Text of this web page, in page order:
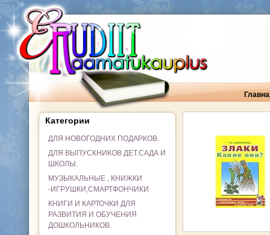
Категории
ДЛЯ НОВОГОДНИХ ПОДАРКОВ.
ДЛЯ ВЫПУСКНИКОВ ДЕТ.САДА И
ШКОЛЫ.
МУЗЫКАЛЬНЫЕ , КНИЖКИ
-ИГРУШКИ,СМАРТФОНЧИКИ
КНИГИ И КАРТОЧКИ ДЛЯ
РАЗВИТИЯ И ОБУЧЕНИЯ
ДОШКОЛЬНИКОВ.